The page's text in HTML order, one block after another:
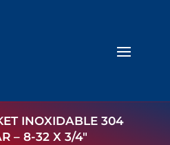
INOXIDABLE 304
– 8-32 X 3/4″